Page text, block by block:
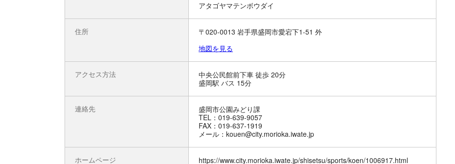
アタゴヤマテンボウダイ
住所
〒020-0013 岩手県盛岡市愛宕下1-51 外
地図を見る
アクセス方法
中央公民館前下車 徒歩 20分
盛岡駅 バス 15分
連絡先
盛岡市公園みどり課
TEL：019-639-9057
FAX：019-637-1919
メール：kouen@city.morioka.iwate.jp
ホームページ https://www.city.morioka.iwate.jp/shisetsu/sports/koen/1006917.html